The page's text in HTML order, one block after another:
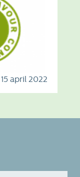
15 april 2022